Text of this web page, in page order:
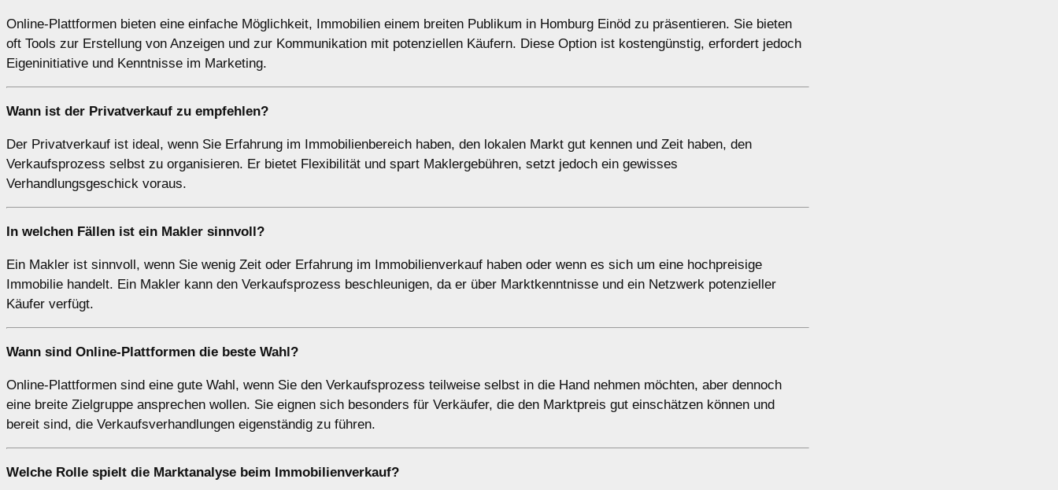
Online-Plattformen bieten eine einfache Möglichkeit, Immobilien einem breiten Publikum in Homburg Einöd zu präsentieren. Sie bieten
oft Tools zur Erstellung von Anzeigen und zur Kommunikation mit potenziellen Käufern. Diese Option ist kostengünstig, erfordert jedoch
Eigeninitiative und Kenntnisse im Marketing.
Wann ist der Privatverkauf zu empfehlen?
Der Privatverkauf ist ideal, wenn Sie Erfahrung im Immobilienbereich haben, den lokalen Markt gut kennen und Zeit haben, den
Verkaufsprozess selbst zu organisieren. Er bietet Flexibilität und spart Maklergebühren, setzt jedoch ein gewisses
Verhandlungsgeschick voraus.
In welchen Fällen ist ein Makler sinnvoll?
Ein Makler ist sinnvoll, wenn Sie wenig Zeit oder Erfahrung im Immobilienverkauf haben oder wenn es sich um eine hochpreisige
Immobilie handelt. Ein Makler kann den Verkaufsprozess beschleunigen, da er über Marktkenntnisse und ein Netzwerk potenzieller
Käufer verfügt.
Wann sind Online-Plattformen die beste Wahl?
Online-Plattformen sind eine gute Wahl, wenn Sie den Verkaufsprozess teilweise selbst in die Hand nehmen möchten, aber dennoch
eine breite Zielgruppe ansprechen wollen. Sie eignen sich besonders für Verkäufer, die den Marktpreis gut einschätzen können und
bereit sind, die Verkaufsverhandlungen eigenständig zu führen.
Welche Rolle spielt die Marktanalyse beim Immobilienverkauf?